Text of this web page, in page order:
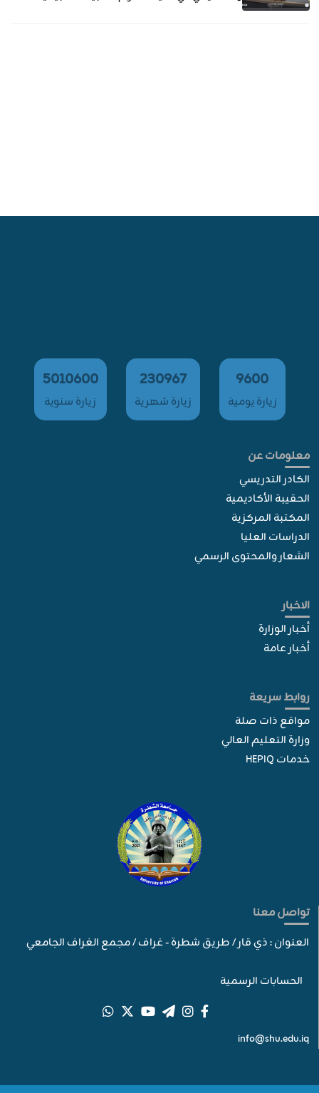
9600
زيارة يومية
230967
زيارة شهرية
5010600
زيارة سنوية
معلومات عن
الكادر التدريسي
الحقيبة الأكاديمية
المكتبة المركزية
الدراسات العليا
الشعار والمحتوى الرسمي
الاخبار
أخبار الوزارة
أخبار عامة
روابط سريعة
مواقع ذات صلة
وزارة التعليم العالي
خدمات HEPIQ
تواصل معنا
العنوان : ذي قار / طريق شطرة - غراف / مجمع الغراف الجامعي
الحسابات الرسمية
info@shu.edu.iq